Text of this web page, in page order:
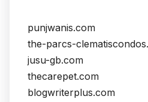
punjwanis.com
the-parcs-
jusu-gb.com
thecarepet.com
blogwriterplus.com